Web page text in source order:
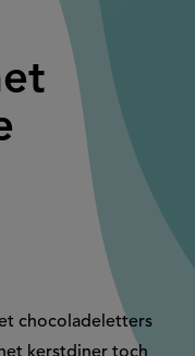
chocoladeletters
kerstdiner toch